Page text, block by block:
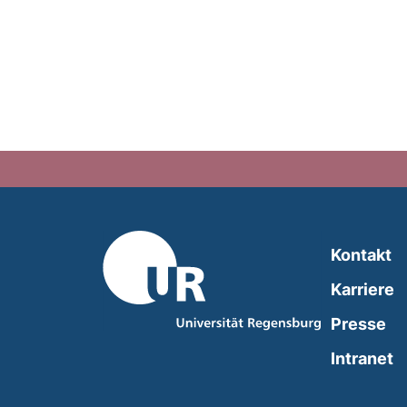
Kontakt
Karriere
Presse
Intranet